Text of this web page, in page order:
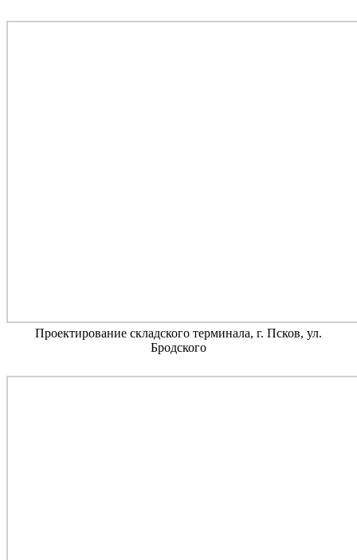
Проектирование складского терминала, г. Псков, ул.
Бродского